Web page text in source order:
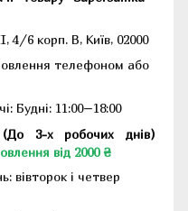
4/6 корп. В, Київ, 02000
телефоном або
Будні: 11:00–18:00
3-х робочих днів)
від 2000 ₴
вівторок і четвер